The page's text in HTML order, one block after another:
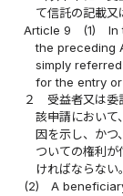
て信託の記載又
Article 9
(1)
In
the preceding
simply
for the entry
２
受益者又は委
該申請において
因を示し、かつ
ついての権利が
ければならない。
(2)
A